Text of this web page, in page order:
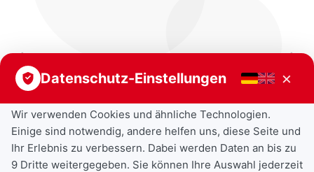
Datenschutz-Einstellungen ×
Wir verwenden Cookies und ähnliche Technologien.
Einige sind notwendig, andere helfen uns, diese Seite und
Ihr Erlebnis zu verbessern. Dabei werden Daten an bis zu
9 Dritte weitergegeben. Sie können Ihre Auswahl jederzeit